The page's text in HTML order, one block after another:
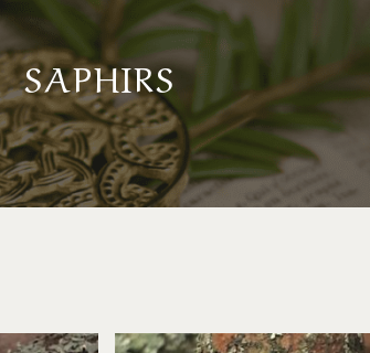
SAPHIRS